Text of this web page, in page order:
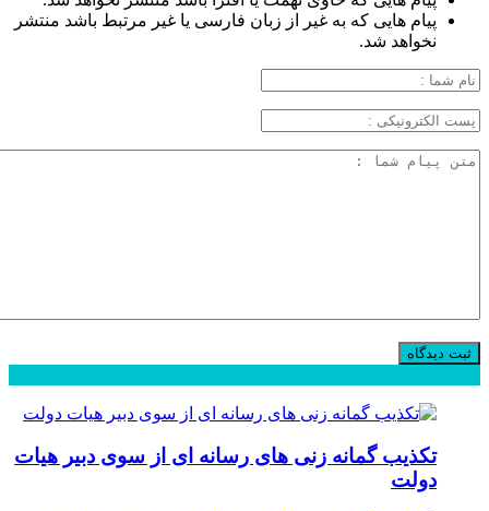
پیام هایی که به غیر از زبان فارسی یا غیر مرتبط باشد منتشر
نخواهد شد.
تکذیب گمانه زنی های رسانه ای از سوی دبیر هیات
دولت